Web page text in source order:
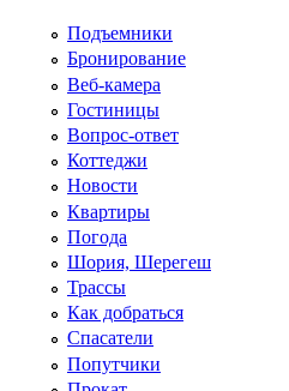
Перейти к основному содержанию
Подъемники
Бронирование
Веб-камера
Гостиницы
Вопрос-ответ
Коттеджи
Новости
Квартиры
Погода
Шория, Шерегеш
Трассы
Как добраться
Спасатели
Попутчики